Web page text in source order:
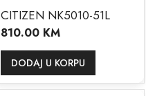
CITIZEN NK5010-51L
810.00 KM
DODAJ U KORPU